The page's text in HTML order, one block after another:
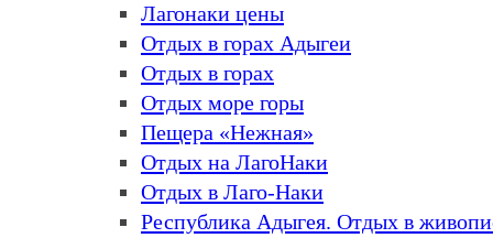
Лагонаки цены
Отдых в горах Адыгеи
Отдых в горах
Отдых море горы
Пещера «Нежная»
Отдых на ЛагоНаки
Отдых в Лаго-Наки
Республика Адыгея. Отдых в